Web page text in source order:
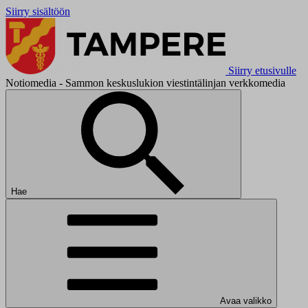
Siirry sisältöön
Siirry etusivulle
Notiomedia - Sammon keskuslukion viestintälinjan verkkomedia
Hae
Avaa valikko